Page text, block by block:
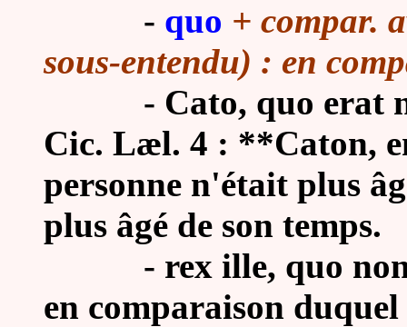
- quo + compar.
sous-entendu) : en
- Cato, quo erat
Cic. Læl. 4 : **Caton,
personne n'était plus
plus âgé de son temps.
- rex ille, quo non
en comparaison